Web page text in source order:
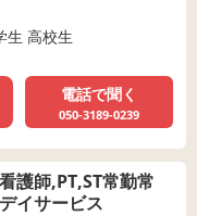
生 高校生
電話で聞く
050-3189-0239
師,PT,ST常勤常
イサービス